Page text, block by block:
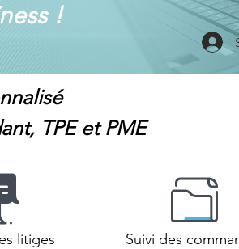
litiges Suivi des
TPE et PME
!